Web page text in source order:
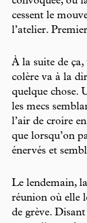
cessent le
l’atelier.
À la suite de
colère va à la
quelque chose.
les mecs
l’air de croire
que lorsqu’on
énervés et
Le lendemain,
réunion où elle
de grève.